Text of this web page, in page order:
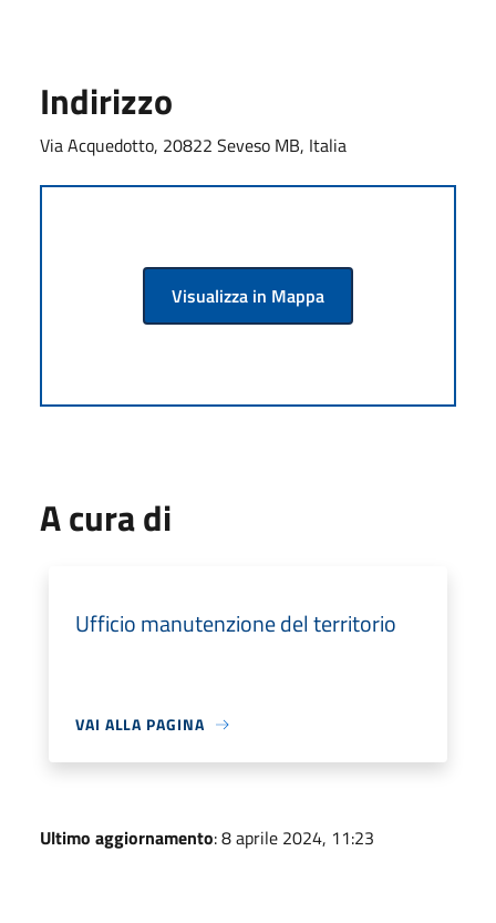
Indirizzo
Via Acquedotto, 20822 Seveso MB, Italia
Visualizza in Mappa
A cura di
Ufficio manutenzione del territorio
VAI ALLA PAGINA
Ultimo aggiornamento: 8 aprile 2024, 11:23